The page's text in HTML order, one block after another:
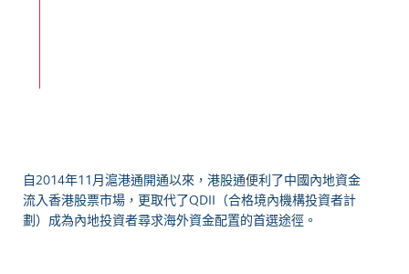
自2014年11月滬港通開通以來，港股通便利了中國內地資金
流入香港股票市場，更取代了QDII（合格境內機構投資者計
劃）成為內地投資者尋求海外資金配置的首選途徑。